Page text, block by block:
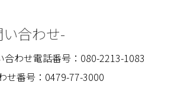
合わせ-
わせ電話番号：080-2213-1083
せ番号：0479-77-3000